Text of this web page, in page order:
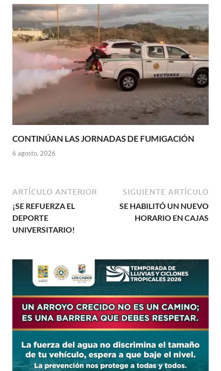
CONTINÚAN LAS JORNADAS DE FUMIGACIÓN
6 agosto, 2026
ARTÍCULO ANTERIOR
¡SE REFUERZA EL
DEPORTE
UNIVERSITARIO!
SIGUIENTE ARTÍCULO
SE HABILITÓ UN NUEVO
HORARIO EN CAJAS